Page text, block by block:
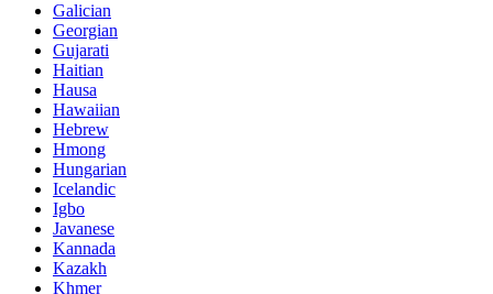
Galician
Georgian
Gujarati
Haitian
Hausa
Hawaiian
Hebrew
Hmong
Hungarian
Icelandic
Igbo
Javanese
Kannada
Kazakh
Khmer